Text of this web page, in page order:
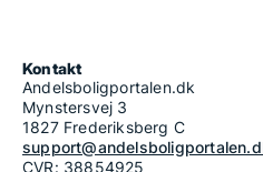
Kontakt
Andelsboligportalen.dk
Mynstersvej 3
1827 Frederiksberg C
CVR: 38854925